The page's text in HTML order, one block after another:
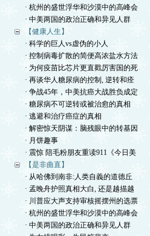
· 杭州的盛世浮华和沙漠中的高峰会
· 中美两国的政治正确和异见人群
【健康人生】
· 科学的巨人vs虚伪的小人
· 控制病毒扩散的简便高浓盐水方法
· 为何疫苗比芯片更直戳厉害国的死
· 再谈华人糖尿病的控制, 逆转和痊
· 争战45年，中美抗癌大战胜负成定
· 糖尿病不可逆转或被治愈的真相
· 逃避和治疗癌症的真相
· 解密惊天阴谋：脑残眼中的转基因
· 月饼趣事
· 震惊 陪毛粉朋友重读911《今日美
【是非曲直】
· 从哈佛到南非:人类自義的道德丘
· 孟晚舟护照真相大白, 还是越描越
· 川普应大声支持审核摇摆州的选票
· 杭州的盛世浮华和沙漠中的高峰会
· 中美两国的政治正确和异见人群